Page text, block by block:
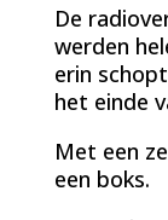
De
werden
erin
het einde
Met een
een boks.